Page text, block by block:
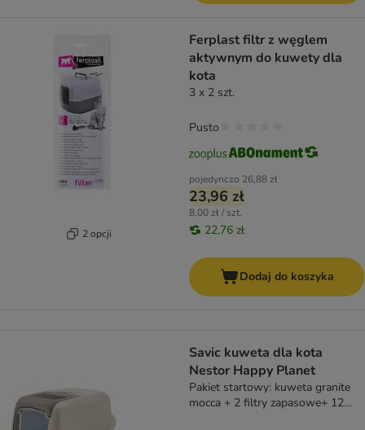
2 opcji
Ferplast filtr z węglem
aktywnym do kuwety dla
kota
3 x 2 szt.
pojedynczo 26,88 zł
23,96 zł
8,00 zł / szt.
22,76 zł
Pusto
Dodaj do koszyka
Savic kuweta dla kota
Nestor Happy Planet
Pakiet startowy: kuweta granite
mocca + 2 filtry zapasowe+ 12